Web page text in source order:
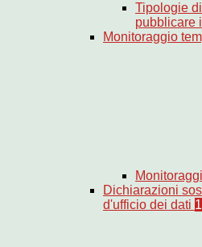
Tipologie
pubblicare
Monitoraggio
Dichiarazioni
d'ufficio dei dati 1